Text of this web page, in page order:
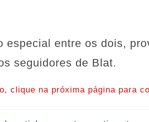
especial entre os dois,
seguidores de Blat.
clique na próxima página para